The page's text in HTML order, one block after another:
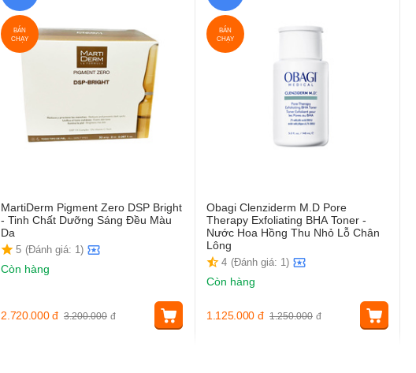
BÁN
CHẠY
MartiDerm Pigment Zero DSP Bright
- Tinh Chất Dưỡng Sáng Đều Màu
Da
5 (Đánh giá: 1)
Còn hàng
3.200.000 đ
2.720.000 đ
BÁN
CHẠY
Obagi Clenziderm M.D Pore
Therapy Exfoliating BHA Toner -
Nước Hoa Hồng Thu Nhỏ Lỗ Chân
Lông
4 (Đánh giá: 1)
Còn hàng
1.250.000 đ
1.125.000 đ